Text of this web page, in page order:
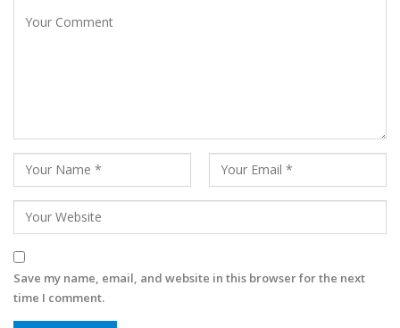
Save my name, email, and website in this browser for the next
time I comment.